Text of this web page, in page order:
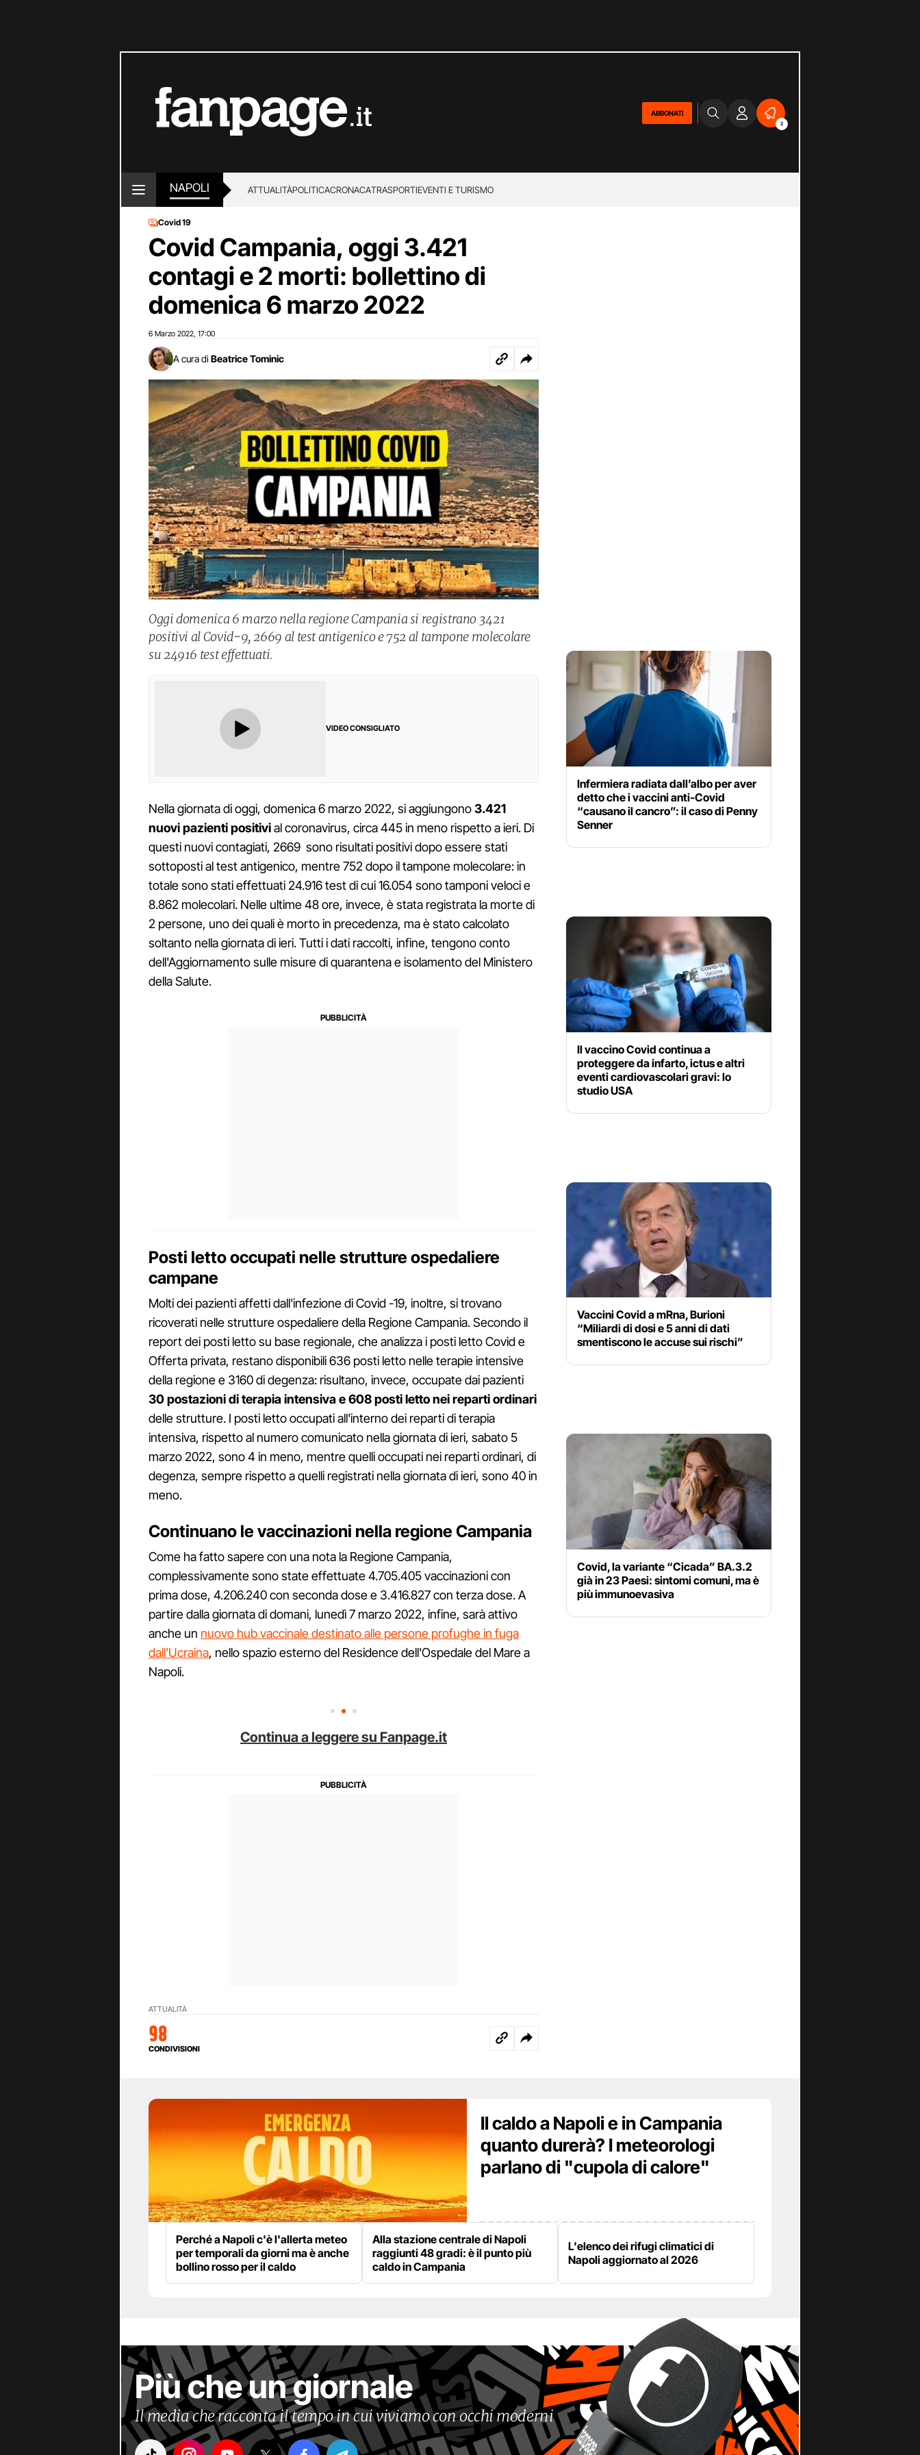
ABBONATI
2
NAPOLI ATTUALITÀPOLITICACRONACATRASPORTIEVENTI E TURISMO
Covid 19
Covid Campania, oggi 3.421
contagi e 2 morti: bollettino di
domenica 6 marzo 2022
6 Marzo 2022 17:00
A cura di Beatrice Tominic
Oggi domenica 6 marzo nella regione Campania si registrano 3421
positivi al Covid-9, 2669 al test antigenico e 752 al tampone molecolare
su 24916 test effettuati.
VIDEO CONSIGLIATO
Nella giornata di oggi, domenica 6 marzo 2022, si aggiungono3.421
nuovi pazienti positivial coronavirus, circa 445 in meno rispetto a ieri. Di
questi nuovi contagiati, 2669 sono risultati positivi dopo essere stati
sottoposti al test antigenico, mentre 752 dopo il tampone molecolare: in
totale sono stati effettuati 24.916 test di cui 16.054 sono tamponi veloci e
8.862 molecolari. Nelle ultime 48 ore, invece, è stata registrata la morte di
2 persone, uno dei quali è morto in precedenza, ma è stato calcolato
soltanto nella giornata di ieri. Tutti i dati raccolti, infine, tengono conto
dell'Aggiornamento sulle misure di quarantena e isolamento del Ministero
della Salute.
Posti letto occupati nelle strutture ospedaliere
campane
Molti dei pazienti affetti dall'infezione di Covid -19, inoltre, si trovano
ricoverati nelle strutture ospedaliere della Regione Campania. Secondo il
report dei posti letto su base regionale, che analizza i posti letto Covid e
Offerta privata, restano disponibili 636 posti letto nelle terapie intensive
della regione e 3160 di degenza: risultano, invece, occupate dai pazienti
30 postazioni di terapia intensivae 608 posti letto nei reparti ordinari
delle strutture. I posti letto occupati all'interno dei reparti di terapia
intensiva, rispetto al numero comunicato nella giornata di ieri, sabato 5
marzo 2022, sono 4 in meno, mentre quelli occupati nei reparti ordinari, di
degenza, sempre rispetto a quelli registrati nella giornata di ieri, sono 40 in
meno.
Continuano le vaccinazioni nella regione Campania
Come ha fatto sapere con una nota la Regione Campania,
complessivamente sono state effettuate 4.705.405 vaccinazioni con
prima dose, 4.206.240 con seconda dose e 3.416.827 con terza dose. A
partire dalla giornata di domani, lunedì 7 marzo 2022, infine, sarà attivo
anche un nuovo hub vaccinale destinato alle persone profughe in fuga
dall'Ucraina, nello spazio esterno del Residence dell'Ospedale del Mare a
Napoli.
Continua a leggere su Fanpage.it
ATTUALITÀ
98
CONDIVISIONI
Infermiera radiata dall’albo per aver
detto che i vaccini anti-Covid
“causano il cancro”: il caso di Penny
Senner
Il vaccino Covid continua a
proteggere da infarto, ictus e altri
eventi cardiovascolari gravi: lo
studio USA
Vaccini Covid a mRna, Burioni
“Miliardi di dosi e 5 anni di dati
smentiscono le accuse sui rischi”
Covid, la variante “Cicada” BA.3.2
già in 23 Paesi: sintomi comuni, ma è
più immunoevasiva
Il caldo a Napoli e in Campania
quanto durerà? I meteorologi
parlano di "cupola di calore"
Perché a Napoli c'è l'allerta meteo
per temporali da giorni ma è anche
bollino rosso per il caldo
Alla stazione centrale di Napoli
raggiunti 48 gradi: è il punto più
caldo in Campania
L'elenco dei rifugi climatici di
Napoli aggiornato al 2026
Più che un giornale
Il media che racconta il tempo in cui viviamo con occhi moderni